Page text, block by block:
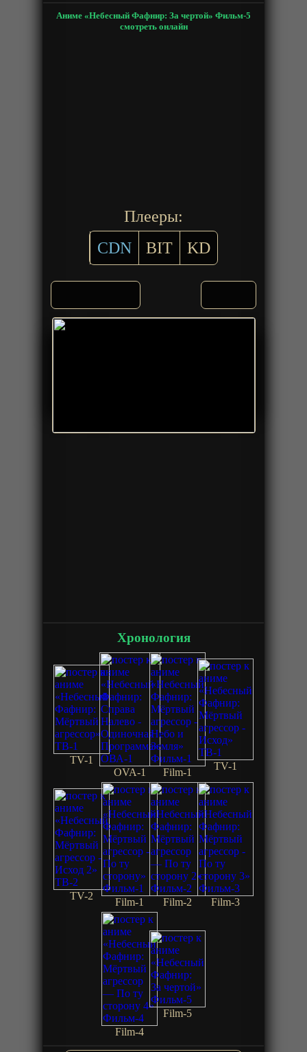
Аниме «Небесный Фафнир: За чертой» Фильм-5
смотреть онлайн
Плееры:
CDN
BIT KD
Хронология
TV-1
OVA-1
Film-1
TV-1
TV-2
Film-1 Film-2 Film-3
Film-4
Film-5